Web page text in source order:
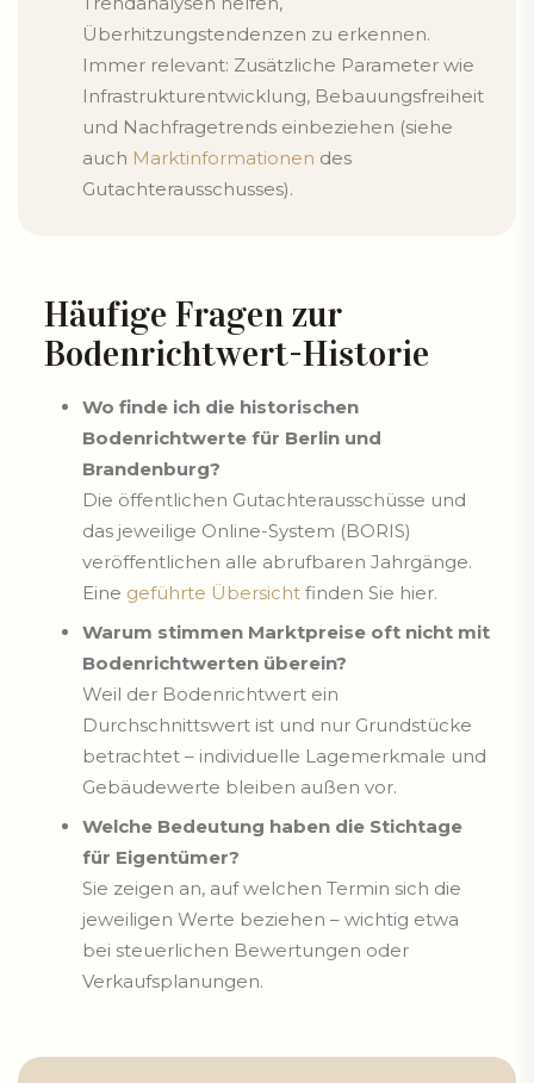
Überhitzungstendenzen zu erkennen.
Immer relevant: Zusätzliche Parameter wie
Infrastrukturentwicklung, Bebauungsfreiheit
und Nachfragetrends einbeziehen (siehe
auch Marktinformationen des
Gutachterausschusses).
Häufige Fragen zur
Bodenrichtwert-Historie
Wo finde ich die historischen
Bodenrichtwerte für Berlin und
Brandenburg?
Die öffentlichen Gutachterausschüsse und
das jeweilige Online-System (BORIS)
veröffentlichen alle abrufbaren Jahrgänge.
Eine geführte Übersicht finden Sie hier.
Warum stimmen Marktpreise oft nicht mit
Bodenrichtwerten überein?
Weil der Bodenrichtwert ein
Durchschnittswert ist und nur Grundstücke
betrachtet – individuelle Lagemerkmale und
Gebäudewerte bleiben außen vor.
Welche Bedeutung haben die Stichtage
für Eigentümer?
Sie zeigen an, auf welchen Termin sich die
jeweiligen Werte beziehen – wichtig etwa
bei steuerlichen Bewertungen oder
Verkaufsplanungen.